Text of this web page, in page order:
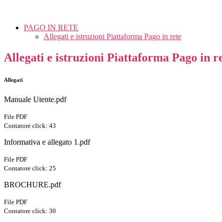
PAGO IN RETE
Allegati e istruzioni Piattaforma Pago in rete
Allegati e istruzioni Piattaforma Pago in
Allegati
Manuale Utente.pdf
File PDF
Contatore click: 43
Informativa e allegato 1.pdf
File PDF
Contatore click: 25
BROCHURE.pdf
File PDF
Contatore click: 30